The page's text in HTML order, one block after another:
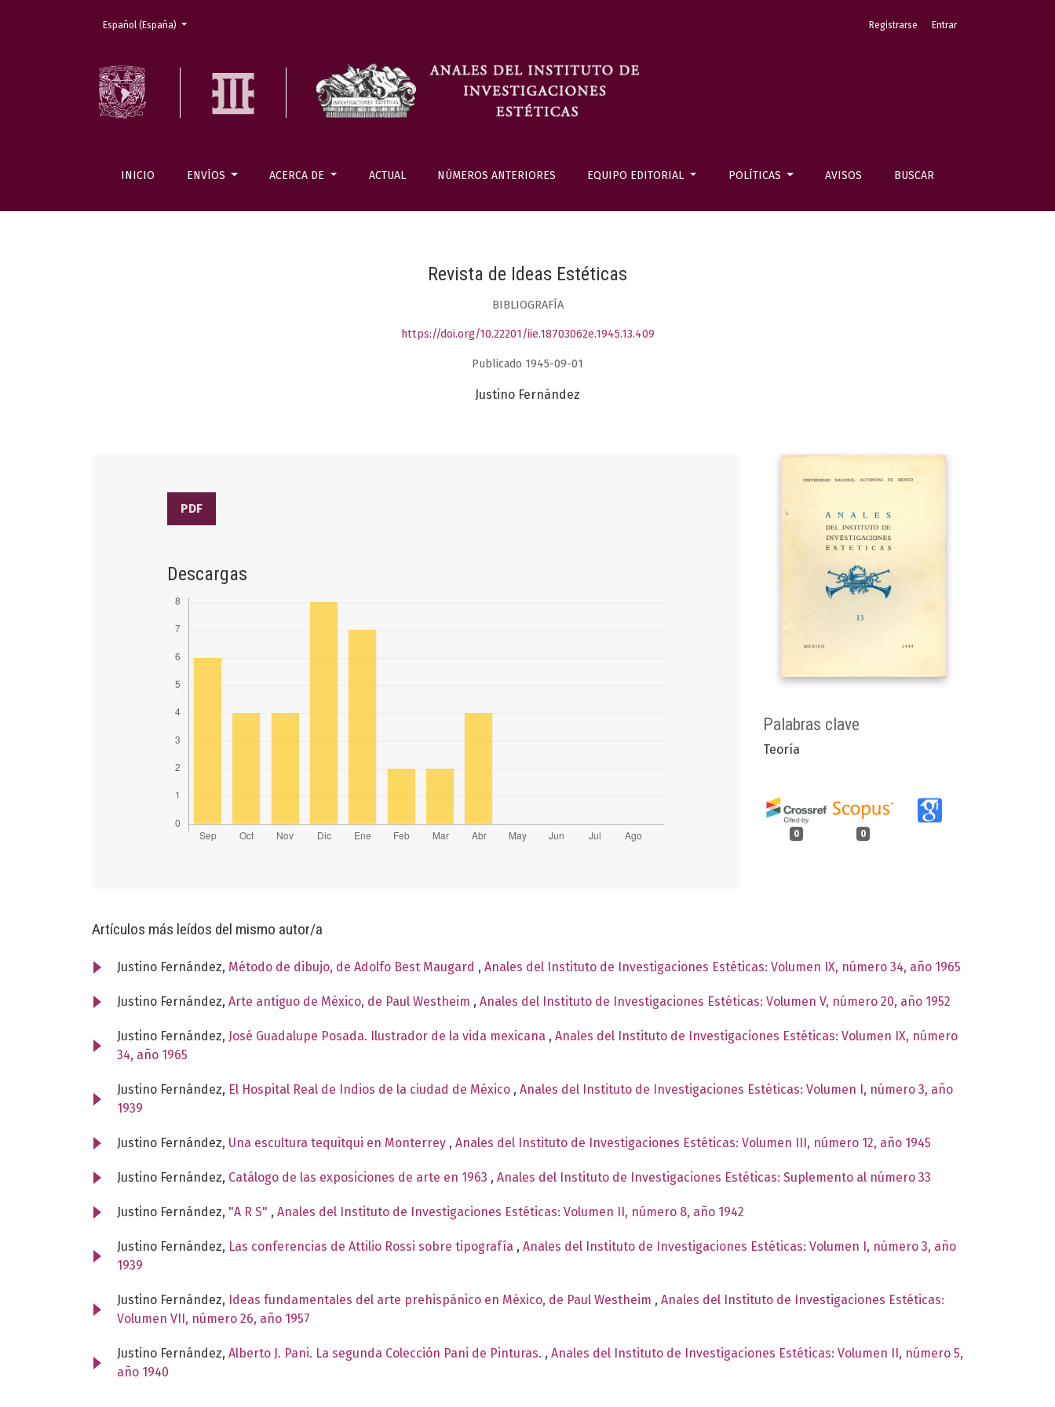
INICIO ENVÍOS ACERCA DE ACTUAL NÚMEROS ANTERIORES EQUIPO EDITORIAL POLÍTICAS AVISOS BUSCAR
Registrarse Entrar
Cambiar el idioma. El actual es:
Español (España)
Revista de Ideas Estéticas
BIBLIOGRAFÍA
https://doi.org/10.22201/iie.18703062e.1945.13.409
Publicado 1945-09-01
Justino Fernández
Palabras clave
Teoría
0 0
PDF
Descargas
Artículos más leídos del mismo autor/a
Justino Fernández, Método de dibujo, de Adolfo Best Maugard , Anales del Instituto de Investigaciones Estéticas: Volumen IX, número 34, año 1965
Justino Fernández, Arte antiguo de México, de Paul Westheim , Anales del Instituto de Investigaciones Estéticas: Volumen V, número 20, año 1952
Justino Fernández, José Guadalupe Posada. Ilustrador de la vida mexicana , Anales del Instituto de Investigaciones Estéticas: Volumen IX, número
34, año 1965
Justino Fernández, El Hospital Real de Indios de la ciudad de México , Anales del Instituto de Investigaciones Estéticas: Volumen I, número 3, año
1939
Justino Fernández, Una escultura tequitqui en Monterrey , Anales del Instituto de Investigaciones Estéticas: Volumen III, número 12, año 1945
Justino Fernández, Catálogo de las exposiciones de arte en 1963 , Anales del Instituto de Investigaciones Estéticas: Suplemento al número 33
Justino Fernández, "A R S" , Anales del Instituto de Investigaciones Estéticas: Volumen II, número 8, año 1942
Justino Fernández, Las conferencias de Attilio Rossi sobre tipografía , Anales del Instituto de Investigaciones Estéticas: Volumen I, número 3, año
1939
Justino Fernández, Ideas fundamentales del arte prehispánico en México, de Paul Westheim , Anales del Instituto de Investigaciones Estéticas:
Volumen VII, número 26, año 1957
Justino Fernández, Alberto J. Pani. La segunda Colección Pani de Pinturas. , Anales del Instituto de Investigaciones Estéticas: Volumen II, número 5,
año 1940